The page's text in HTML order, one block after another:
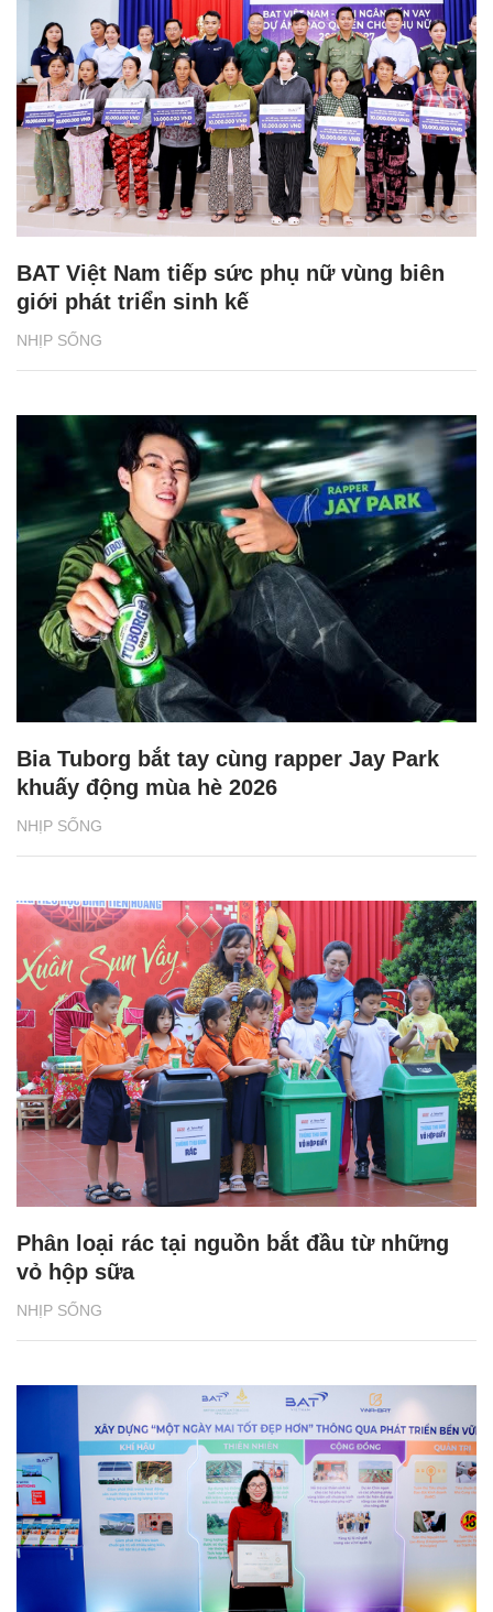
NHỊP SỐNG
BAT Việt Nam tiếp sức phụ nữ vùng biên
giới phát triển sinh kế
NHỊP SỐNG
Bia Tuborg bắt tay cùng rapper Jay Park
khuấy động mùa hè 2026
NHỊP SỐNG
Phân loại rác tại nguồn bắt đầu từ những
vỏ hộp sữa